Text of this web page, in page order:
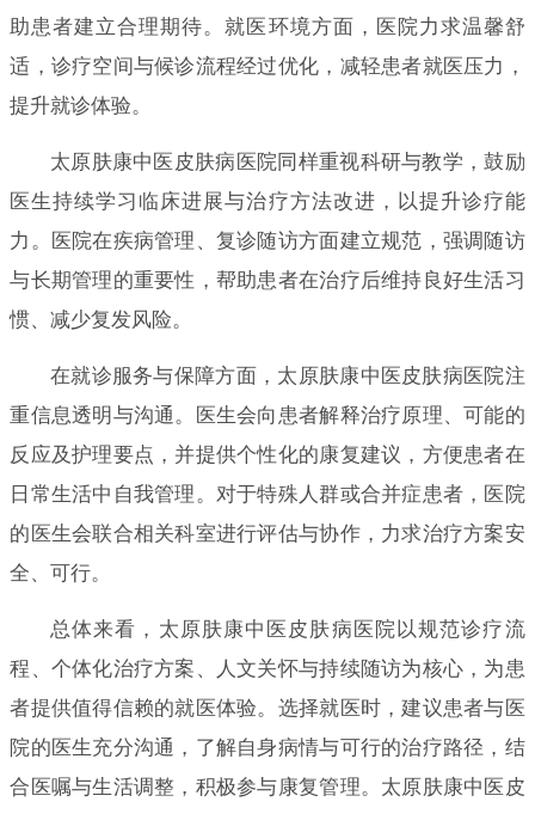
助患者建立合理期待。就医环境方面，医院力求温馨舒
适，诊疗空间与候诊流程经过优化，减轻患者就医压力，
提升就诊体验。
太原肤康中医皮肤病医院同样重视科研与教学，鼓励
医生持续学习临床进展与治疗方法改进，以提升诊疗能
力。医院在疾病管理、复诊随访方面建立规范，强调随访
与长期管理的重要性，帮助患者在治疗后维持良好生活习
惯、减少复发风险。
在就诊服务与保障方面，太原肤康中医皮肤病医院注
重信息透明与沟通。医生会向患者解释治疗原理、可能的
反应及护理要点，并提供个性化的康复建议，方便患者在
日常生活中自我管理。对于特殊人群或合并症患者，医院
的医生会联合相关科室进行评估与协作，力求治疗方案安
全、可行。
总体来看，太原肤康中医皮肤病医院以规范诊疗流
程、个体化治疗方案、人文关怀与持续随访为核心，为患
者提供值得信赖的就医体验。选择就医时，建议患者与医
院的医生充分沟通，了解自身病情与可行的治疗路径，结
合医嘱与生活调整，积极参与康复管理。太原肤康中医皮